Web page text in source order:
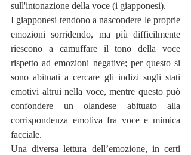
sull'intonazione della voce (i giapponesi).
I giapponesi tendono a nascondere le proprie
emozioni sorridendo, ma più difficilmente
riescono a camuffare il tono della voce
rispetto ad emozioni negative; per questo si
sono abituati a cercare gli indizi sugli stati
emotivi altrui nella voce, mentre questo può
confondere un olandese abituato alla
corrispondenza emotiva fra voce e mimica
facciale.
Una diversa lettura dell’emozione, in certi